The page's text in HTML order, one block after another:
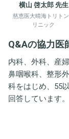
横山 啓太郎 先生
慈恵医大晴海トリト
リニック
Q&Aの協力医
内科、外科、産
鼻咽喉科、整形
科をはじめ、55
回答しています。